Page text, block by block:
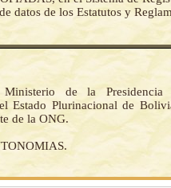
datos de los Estatutos y
de la Presidencia
Estado Plurinacional de
de la ONG.